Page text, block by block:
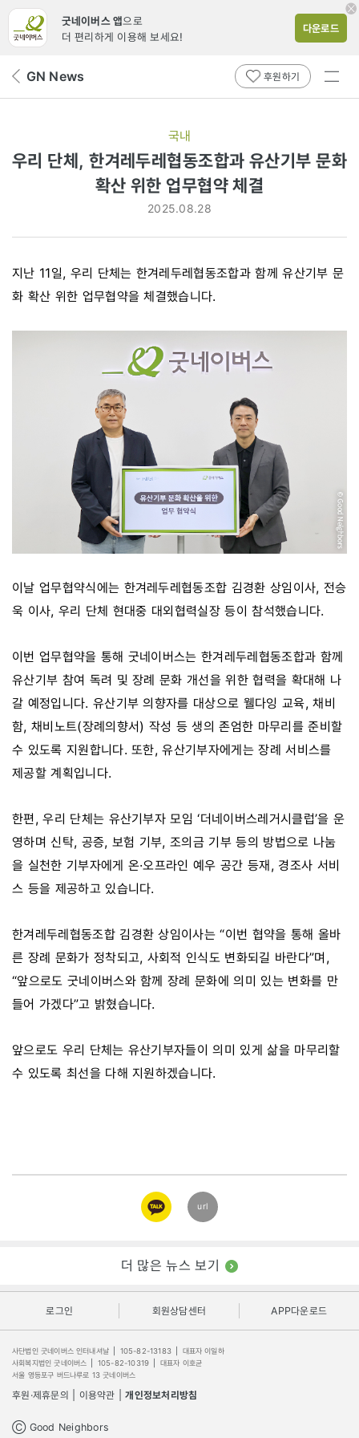
굿네이버스 앱으로
더 편리하게 이용해 보세요!
다운로드
뒤 GN News 후원하기
전체
국내
우리 단체, 한겨레두레협동조합과 유산기부 문화
확산 위한 업무협약 체결
2025.08.28
지난 11일, 우리 단체는 한겨레두레협동조합과 함께 유산기부 문
화 확산 위한 업무협약을 체결했습니다.
이날 업무협약식에는 한겨레두레협동조합 김경환 상임이사, 전승
욱 이사, 우리 단체 현대중 대외협력실장 등이 참석했습니다.
이번 업무협약을 통해 굿네이버스는 한겨레두레협동조합과 함께
유산기부 참여 독려 및 장례 문화 개선을 위한 협력을 확대해 나
갈 예정입니다. 유산기부 의향자를 대상으로 웰다잉 교육, 채비
함, 채비노트(장례의향서) 작성 등 생의 존엄한 마무리를 준비할
수 있도록 지원합니다. 또한, 유산기부자에게는 장례 서비스를
제공할 계획입니다.
한편, 우리 단체는 유산기부자 모임 ‘더네이버스레거시클럽’을 운
영하며 신탁, 공증, 보험 기부, 조의금 기부 등의 방법으로 나눔
을 실천한 기부자에게 온·오프라인 예우 공간 등재, 경조사 서비
스 등을 제공하고 있습니다.
한겨레두레협동조합 김경환 상임이사는 “이번 협약을 통해 올바
른 장례 문화가 정착되고, 사회적 인식도 변화되길 바란다”며,
“앞으로도 굿네이버스와 함께 장례 문화에 의미 있는 변화를 만
들어 가겠다”고 밝혔습니다.
앞으로도 우리 단체는 유산기부자들이 의미 있게 삶을 마무리할
수 있도록 최선을 다해 지원하겠습니다.
카카오
링크
url
더 많은 뉴스 보기
로그인 회원상담센터 APP다운로드
사단법인 굿네이버스 인터내셔날 105-82-13183
대표자 이일하
사회복지법인 굿네이버스
105-82-10319
대표자 이호균
서울 영등포구 버드나루로 13 굿네이버스
후원·제휴문의 이용약관 개인정보처리방침
Ⓒ Good Neighbors